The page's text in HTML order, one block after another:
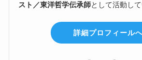
スト／東洋哲学伝承師として活動して
詳細プロフィール